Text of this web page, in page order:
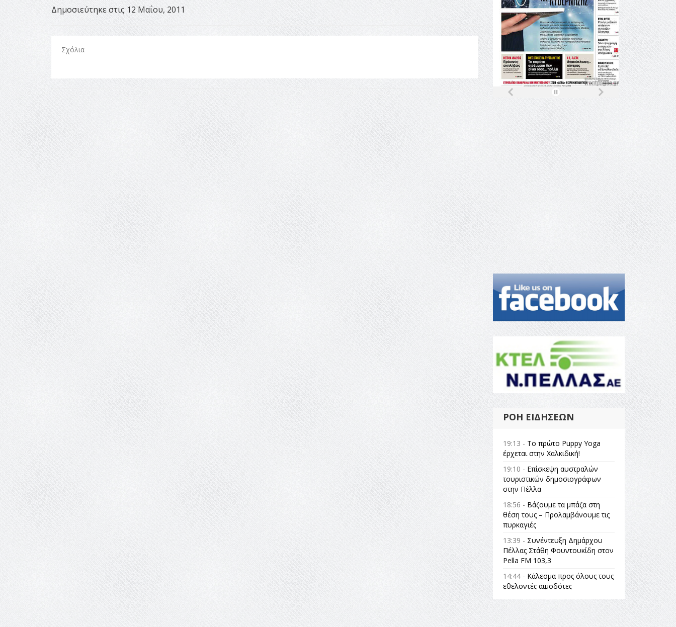
Δημοσιεύτηκε στις 12 Μαΐου, 2011
Σχόλια
ΡΟΉ ΕΙΔΉΣΕΩΝ
19:13 - Το πρώτο Puppy Yoga
έρχεται στην Χαλκιδική!
19:10 - Επίσκεψη αυστραλών
τουριστικών δημοσιογράφων
στην Πέλλα
18:56 - Βάζουμε τα μπάζα στη
θέση τους – Προλαμβάνουμε τις
πυρκαγιές
13:39 - Συνέντευξη Δημάρχου
Πέλλας Στάθη Φουντουκίδη στον
Pella FM 103,3
14:44 - Κάλεσμα προς όλους τους
εθελοντές αιμοδότες
14:23 -Όλη η Ελλάδα ένας
πολιτισμός Μουσική
εγκατάσταση Πόλεμος και